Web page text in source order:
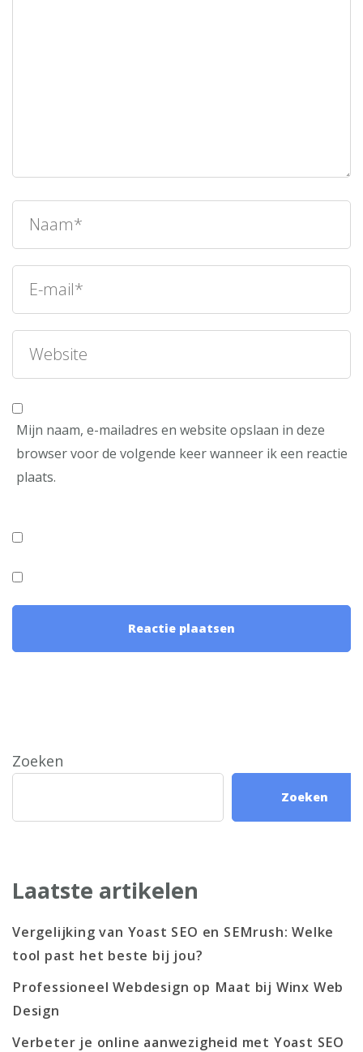
Mijn naam, e-mailadres en website opslaan in deze
browser voor de volgende keer wanneer ik een reactie
plaats.
Zoeken
Zoeken
Laatste artikelen
Vergelijking van Yoast SEO en SEMrush: Welke
tool past het beste bij jou?
Professioneel Webdesign op Maat bij Winx Web
Design
Verbeter je online aanwezigheid met Yoast SEO